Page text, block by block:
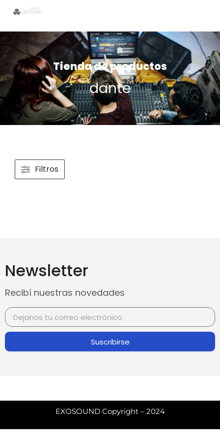
Tienda de productos
dante
Filtros
Newsletter
Recibí nuestras novedades
Suscribirse
EXOSOUND Copyright – 2024